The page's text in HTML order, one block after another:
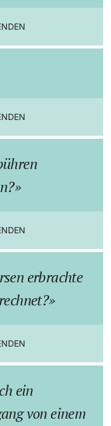
erbrachte
ein
von einem